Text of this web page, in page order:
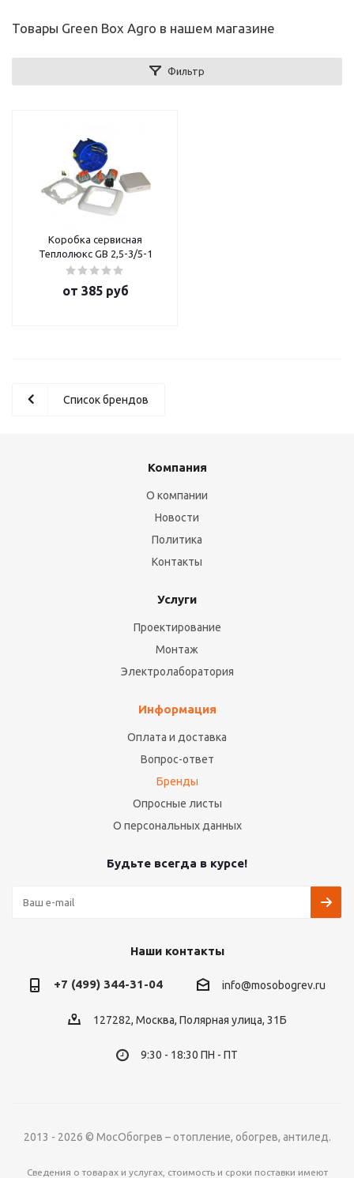
Товары Green Box Agro в нашем магазине
Фильтр
Коробка сервисная
Теплолюкс GB 2,5-3/5-1
от 385 руб
Список брендов
Компания
О компании
Новости
Политика
Контакты
Услуги
Проектирование
Монтаж
Электролаборатория
Информация
Оплата и доставка
Вопрос-ответ
Бренды
Опросные листы
О персональных данных
Будьте всегда в курсе!
Наши контакты
+7 (499) 344-31-04 info@mosobogrev.ru
127282, Москва, Полярная улица, 31Б
9:30 - 18:30 ПН - ПТ
2013 - 2026 © МосОбогрев – отопление, обогрев, антилед.
Сведения о товарах и услугах, стоимость и сроки поставки имеют